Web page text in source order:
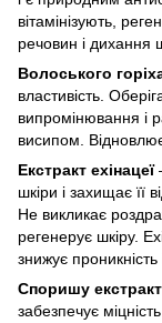
вітамінізують,
речовин і дихання
Волоського
властивість.
випромінювання і
висипом. Відновлює
Екстракт ехінацеї
шкіри і захищає її
Не викликає
регенерує шкіру.
знижує проникність
Споришу екстракт
забезпечує